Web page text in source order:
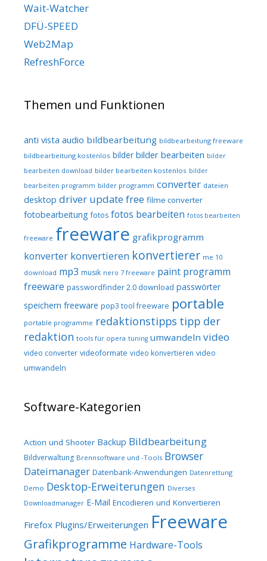
Wait-Watcher
DFÜ-SPEED
Web2Map
RefreshForce
Themen und Funktionen
anti vista audio bildbearbeitung bildbearbeitung freeware
bildbearbeitung kostenlos bilder bilder bearbeiten bilder
bearbeiten download bilder bearbeiten kostenlos bilder
bearbeiten programm bilder programm converter dateien
desktop driver update free filme converter
fotobearbeitung fotos fotos bearbeiten fotos bearbeiten
freeware freeware grafikprogramm
konverter konvertieren konvertierer me 10
download mp3 musik nero 7 freeware paint programm
freeware passwordfinder 2.0 download passwörter
speichern freeware pop3 tool freeware portable
portable programme redaktionstipps tipp der
redaktion tools für opera tuning umwandeln video
video converter videoformate video konvertieren video
umwandeln
Software-Kategorien
Action und Shooter Backup Bildbearbeitung
Bildverwaltung Brennsoftware und -Tools Browser
Dateimanager Datenbank-Anwendungen Datenrettung
Demo Desktop-Erweiterungen Diverses
Downloadmanager E-Mail Encodieren und Konvertieren
Firefox Plugins/Erweiterungen Freeware
Grafikprogramme Hardware-Tools